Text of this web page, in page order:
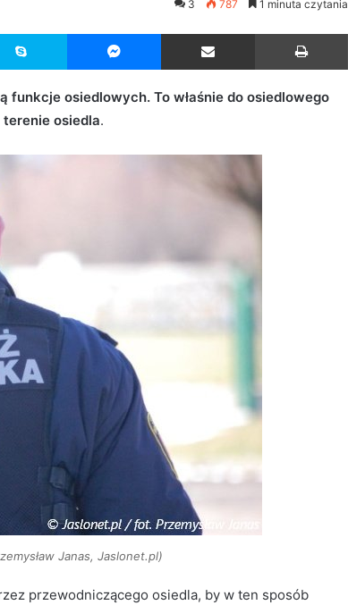
3 787 1 minuta czytania
Skype Messenger Udostępnij przez Email
funkcje osiedlowych. To właśnie do osiedlowego
osiedla.
Janas, Jaslonet.pl)
przewodniczącego osiedla, by w ten sposób